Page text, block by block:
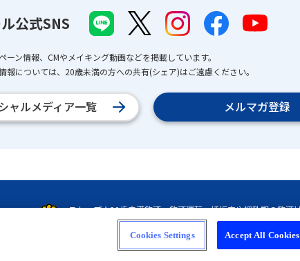
公式SNS
ーン情報、CMやメイキング動画などを掲載しています。
報については、20歳未満の方への共有(シェア)はご遠慮ください。
ャルメディア一覧 メルマガ登録
Cookies Settings Accept All Cookies